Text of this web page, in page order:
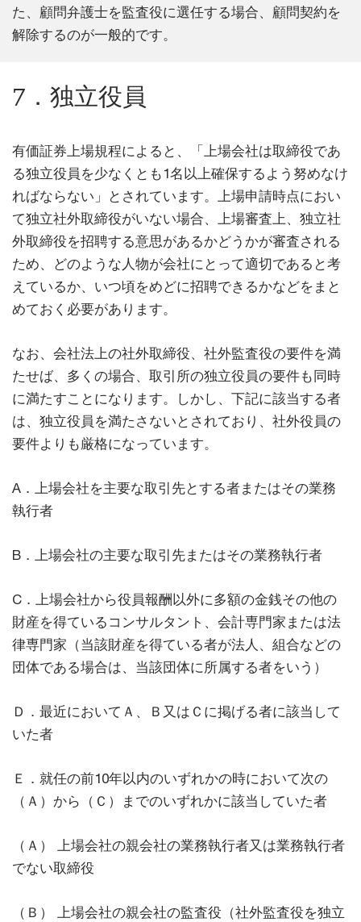
た、顧問弁護士を監査役に選任する場合、顧問契約を
解除するのが一般的です。
7．独立役員
有価証券上場規程によると、「上場会社は取締役であ
る独立役員を少なくとも1名以上確保するよう努めなけ
ればならない」とされています。上場申請時点におい
て独立社外取締役がいない場合、上場審査上、独立社
外取締役を招聘する意思があるかどうかが審査される
ため、どのような人物が会社にとって適切であると考
えているか、いつ頃をめどに招聘できるかなどをまと
めておく必要があります。
なお、会社法上の社外取締役、社外監査役の要件を満
たせば、多くの場合、取引所の独立役員の要件も同時
に満たすことになります。しかし、下記に該当する者
は、独立役員を満たさないとされており、社外役員の
要件よりも厳格になっています。
A．上場会社を主要な取引先とする者またはその業務
執行者
B．上場会社の主要な取引先またはその業務執行者
C．上場会社から役員報酬以外に多額の金銭その他の
財産を得ているコンサルタント、会計専門家または法
律専門家（当該財産を得ている者が法人、組合などの
団体である場合は、当該団体に所属する者をいう）
Ｄ．最近においてＡ、Ｂ又はＣに掲げる者に該当して
いた者
Ｅ．就任の前10年以内のいずれかの時において次の
（Ａ）から（Ｃ）までのいずれかに該当していた者
（Ａ） 上場会社の親会社の業務執行者又は業務執行者
でない取締役
（Ｂ） 上場会社の親会社の監査役（社外監査役を独立